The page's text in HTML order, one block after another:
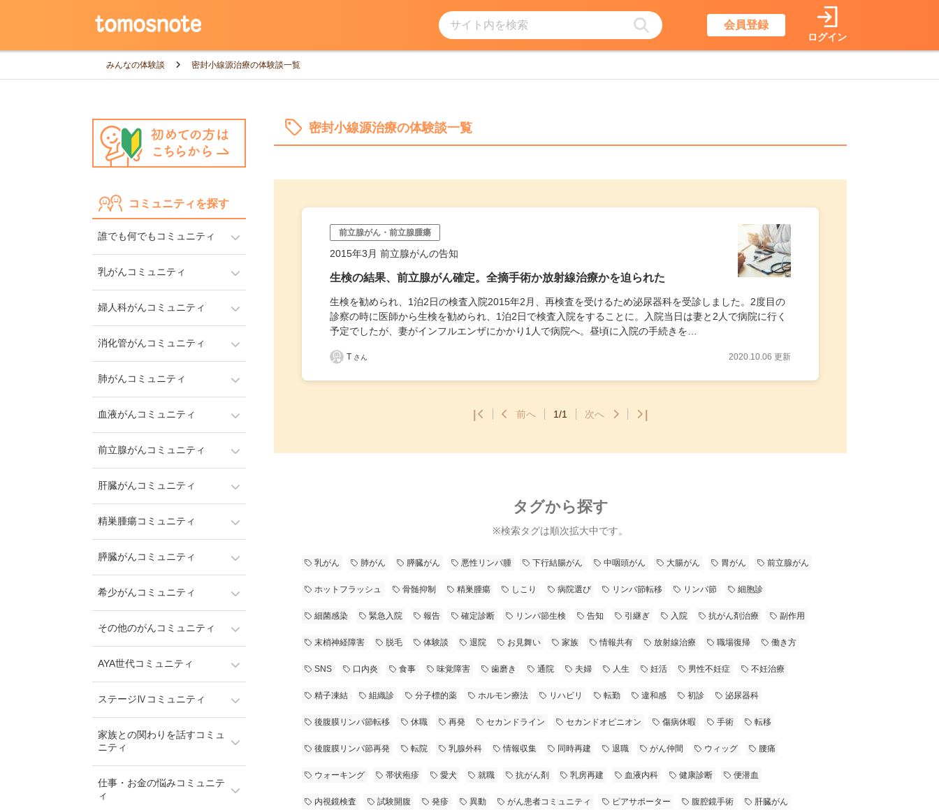
サイト内を検索 会員登録
ログイン
みんなの体験談 密封小線源治療の体験談一覧
コミュニティを探す
誰でも何でもコミュニティ
乳がんコミュニティ
婦人科がんコミュニティ
消化管がんコミュニティ
肺がんコミュニティ
血液がんコミュニティ
前立腺がんコミュニティ
肝臓がんコミュニティ
精巣腫瘍コミュニティ
膵臓がんコミュニティ
希少がんコミュニティ
その他のがんコミュニティ
AYA世代コミュニティ
ステージⅣコミュニティ
家族との関わりを話すコミュ
ニティ
仕事・お金の悩みコミュニテ
ィ
密封小線源治療の体験談一覧
前立腺がん・前立腺腫瘍
2015年3月 前立腺がんの告知
生検の結果、前立腺がん確定。全摘手術か放射線治療かを迫られた
生検を勧められ、1泊2日の検査入院2015年2月、再検査を受けるため泌尿器科を受診しました。2度目の
診察の時に医師から生検を勧められ、1泊2日で検査入院をすることに。入院当日は妻と2人で病院に行く
予定でしたが、妻がインフルエンザにかかり1人で病院へ。昼頃に入院の手続きを…
T さん 2020.10.06 更新
前へ 1/1 次へ
タグから探す
※検索タグは順次拡大中です。
乳がん 肺がん 膵臓がん 悪性リンパ腫 下行結腸がん 中咽頭がん 大腸がん 胃がん 前立腺がん
ホットフラッシュ 骨髄抑制 精巣腫瘍 しこり 病院選び リンパ節転移 リンパ節 細胞診
細菌感染 緊急入院 報告 確定診断 リンパ節生検 告知 引継ぎ 入院 抗がん剤治療 副作用
末梢神経障害 脱毛 体験談 退院 お見舞い 家族 情報共有 放射線治療 職場復帰 働き方
SNS 口内炎 食事 味覚障害 歯磨き 通院 夫婦 人生 妊活 男性不妊症 不妊治療
精子凍結 組織診 分子標的薬 ホルモン療法 リハビリ 転勤 違和感 初診 泌尿器科
後腹膜リンパ節転移 休職 再発 セカンドライン セカンドオピニオン 傷病休暇 手術 転移
後腹膜リンパ節再発 転院 乳腺外科 情報収集 同時再建 退職 がん仲間 ウィッグ 腰痛
ウォーキング 帯状疱疹 愛犬 就職 抗がん剤 乳房再建 血液内科 健康診断 便潜血
内視鏡検査 試験開腹 発疹 異動 がん患者コミュニティ ピアサポーター 腹腔鏡手術 肝臓がん